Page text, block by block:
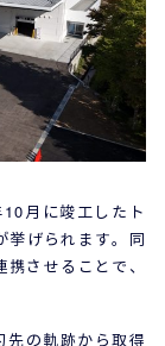
月に竣工したト
挙げられます。同
させることで、
の軌跡から取得